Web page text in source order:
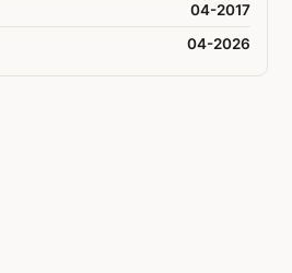
04-2017
04-2026